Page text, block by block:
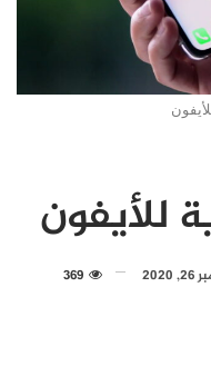
للأيفون